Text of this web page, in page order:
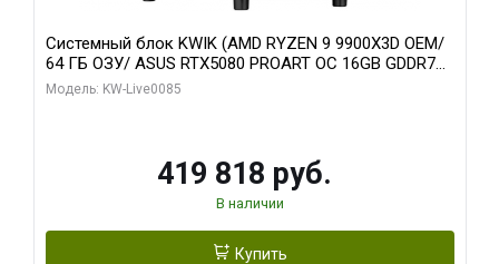
Системный блок KWIK (AMD RYZEN 9 9900X3D OEM/
64 ГБ ОЗУ/ ASUS RTX5080 PROART OC 16GB GDDR7
256bit Type-C DP 2/ 960 ГБ SSD)
Модель: KW-Live0085
419 818 руб.
В наличии
Купить